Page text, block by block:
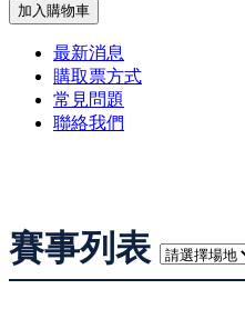
加入購物車
最新消息
購取票方式
常見問題
聯絡我們
賽事列表